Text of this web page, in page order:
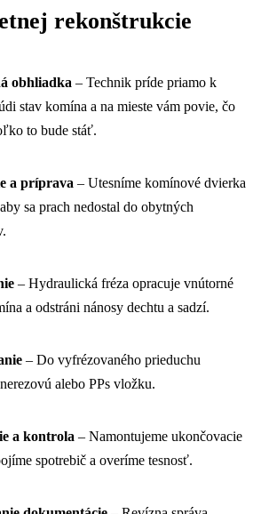
rekonštrukcie
obhliadka – Technik príde priamo k
stav komína a na mieste vám povie, čo
to bude stáť.
a príprava – Utesníme komínové dvierka
sa prach nedostal do obytných
– Hydraulická fréza opracuje vnútorné
a odstráni nánosy dechtu a sadzí.
– Do vyfrézovaného prieduchu
alebo PPs vložku.
a kontrola – Namontujeme ukončovacie
spotrebič a overíme tesnosť.